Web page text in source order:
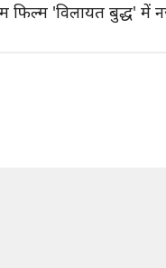
'विलायत बुद्ध' में